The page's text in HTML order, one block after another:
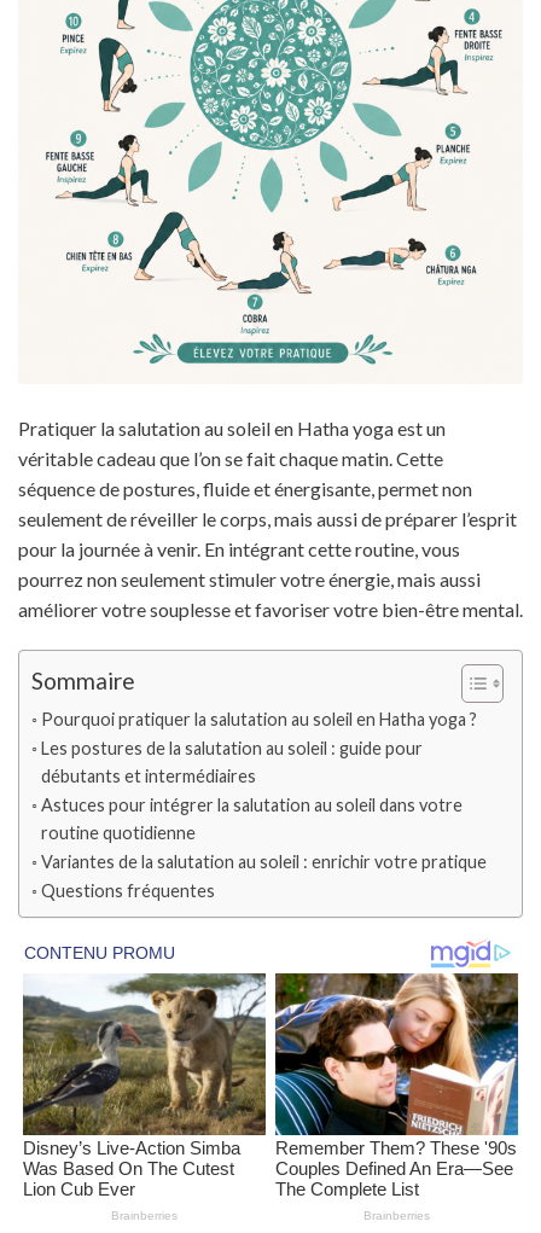
Pratiquer la salutation au soleil en Hatha yoga est un
véritable cadeau que l’on se fait chaque matin. Cette
séquence de postures, fluide et énergisante, permet non
seulement de réveiller le corps, mais aussi de préparer l’esprit
pour la journée à venir. En intégrant cette routine, vous
pourrez non seulement stimuler votre énergie, mais aussi
améliorer votre souplesse et favoriser votre bien-être mental.
Sommaire
Pourquoi pratiquer la salutation au soleil en Hatha yoga ?
Les postures de la salutation au soleil : guide pour
débutants et intermédiaires
Astuces pour intégrer la salutation au soleil dans votre
routine quotidienne
Variantes de la salutation au soleil : enrichir votre pratique
Questions fréquentes